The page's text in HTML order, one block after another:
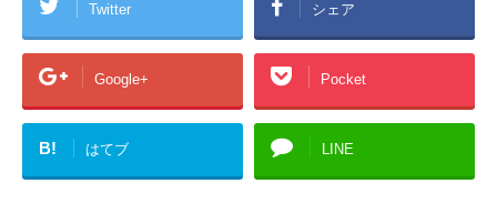
Twitter シェア
Google+ Pocket
B! はてブ LINE